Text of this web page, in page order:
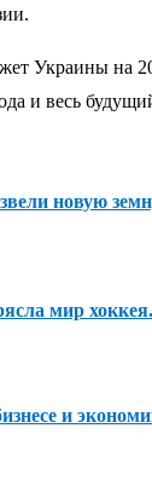
Украины на
и весь
новую
мир
и